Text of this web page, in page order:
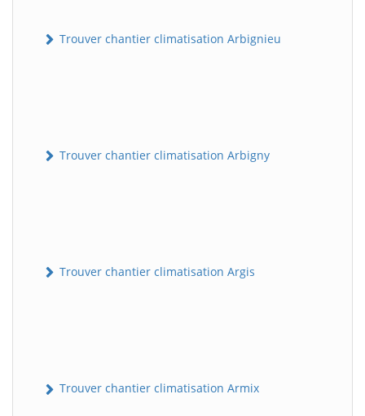
Trouver chantier climatisation Arbignieu
Trouver chantier climatisation Arbigny
Trouver chantier climatisation Argis
Trouver chantier climatisation Armix